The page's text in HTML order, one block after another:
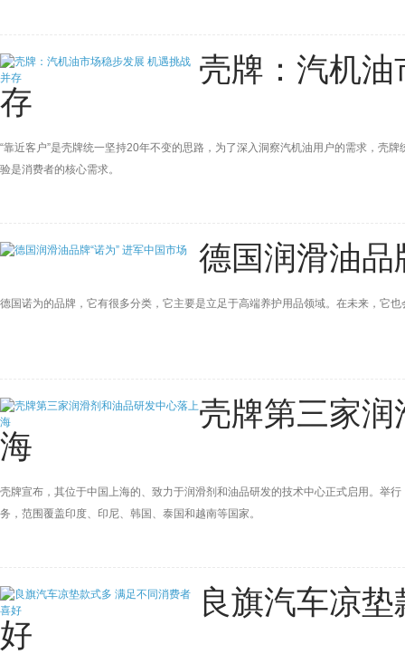
壳牌：汽机
存
“靠近客户”是壳牌统一坚持20年不变的思路，为了深入洞察汽机油用户的需求，壳
验是消费者的核心需求。
德国润滑油品
德国诺为的品牌，它有很多分类，它主要是立足于高端养护用品领域。在未来，它
壳牌第三家
海
壳牌宣布，其位于中国上海的、致力于润滑剂和油品研发的技术中心正式启用。举
务，范围覆盖印度、印尼、韩国、泰国和越南等国家。
良旗汽车凉
好